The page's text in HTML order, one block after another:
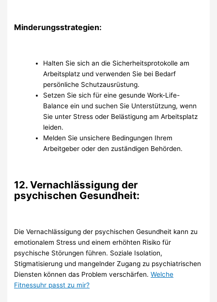
Minderungsstrategien:
Halten Sie sich an die Sicherheitsprotokolle am
Arbeitsplatz und verwenden Sie bei Bedarf
persönliche Schutzausrüstung.
Setzen Sie sich für eine gesunde Work-Life-
Balance ein und suchen Sie Unterstützung, wenn
Sie unter Stress oder Belästigung am Arbeitsplatz
leiden.
Melden Sie unsichere Bedingungen Ihrem
Arbeitgeber oder den zuständigen Behörden.
12. Vernachlässigung der
psychischen Gesundheit:
Die Vernachlässigung der psychischen Gesundheit kann zu
emotionalem Stress und einem erhöhten Risiko für
psychische Störungen führen. Soziale Isolation,
Stigmatisierung und mangelnder Zugang zu psychiatrischen
Diensten können das Problem verschärfen.Welche
Fitnessuhr passt zu mir?